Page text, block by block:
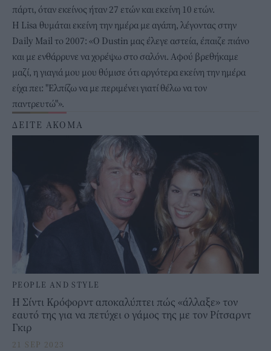
πάρτι, όταν εκείνος ήταν 27 ετών και εκείνη 10 ετών.
Η Lisa θυμάται εκείνη την ημέρα με αγάπη, λέγοντας στην
Daily Mail το 2007: «Ο Dustin μας έλεγε αστεία, έπαιζε πιάνο
και με ενθάρρυνε να χορέψω στο σαλόνι. Αφού βρεθήκαμε
μαζί, η γιαγιά μου μου θύμισε ότι αργότερα εκείνη την ημέρα
είχα πει: "Ελπίζω να με περιμένει γιατί θέλω να τον
παντρευτώ"».
ΔΕΙΤΕ ΑΚΟΜΑ
PEOPLE AND STYLE
Η Σίντι Κρόφορντ αποκαλύπτει πώς «άλλαξε» τον
εαυτό της για να πετύχει ο γάμος της με τον Ρίτσαρντ
Γκιρ
21 SEP 2023